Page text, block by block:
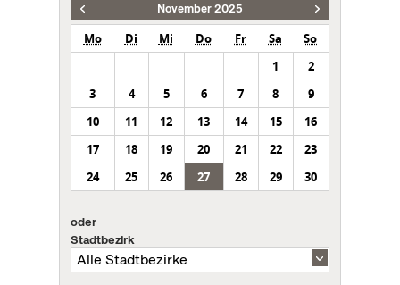
November 2025
Mo Di Mi Do Fr Sa
So
1
2
3
4 5 6 7 8
9
10
11 12 13 14 15
16
17
18 19 20 21 22
23
24
25 26 27 28 29 30
oder
Stadtbezirk